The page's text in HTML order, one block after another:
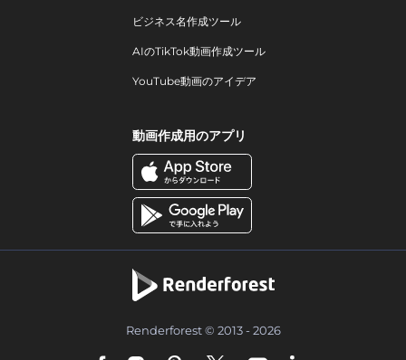
ビジネス名作成ツール
AIのTikTok動画作成ツール
YouTube動画のアイデア
動画作成用のアプリ
Renderforest © 2013 - 2026